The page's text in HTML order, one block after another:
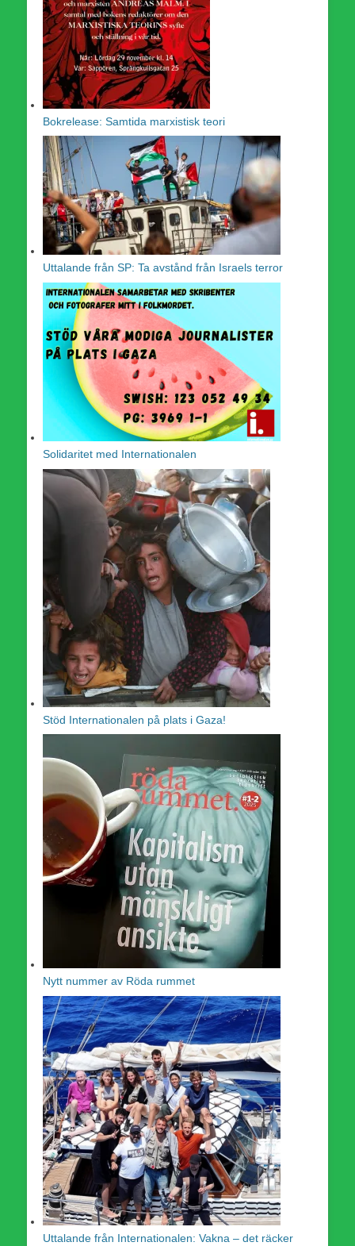
Bokrelease: Samtida marxistisk teori
Uttalande från SP: Ta avstånd från Israels terror
Solidaritet med Internationalen
Stöd Internationalen på plats i Gaza!
Nytt nummer av Röda rummet
Uttalande från Internationalen: Vakna – det räcker